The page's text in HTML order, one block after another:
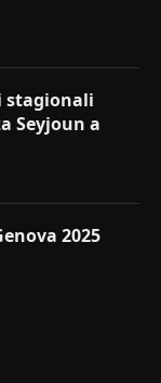
stagionali
Seyjoun a
2025